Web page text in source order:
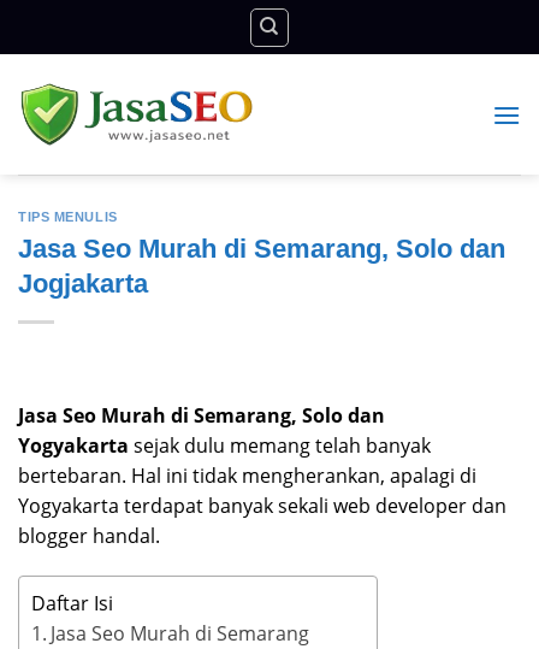
TIPS MENULIS
Jasa Seo Murah di Semarang, Solo dan
Jogjakarta
Jasa Seo Murah di Semarang, Solo dan
Yogyakarta sejak dulu memang telah banyak
bertebaran. Hal ini tidak mengherankan, apalagi di
Yogyakarta terdapat banyak sekali web developer dan
blogger handal.
Daftar Isi
Jasa Seo Murah di Semarang